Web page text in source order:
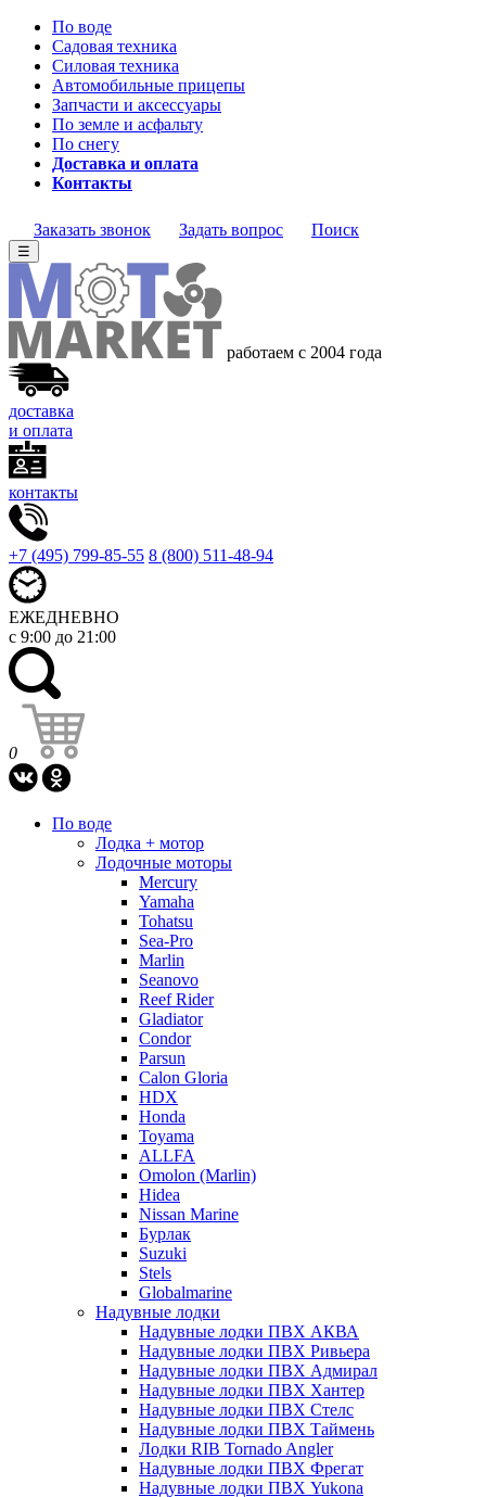
По воде
Садовая техника
Силовая техника
Автомобильные прицепы
Запчасти и аксессуары
По земле и асфальту
По снегу
Доставка и оплата
Контакты
Заказать звонок Задать вопрос Поиск
☰
работаем с 2004 года
доставка
и оплата
контакты
+7 (495) 799-85-55 8 (800) 511-48-94
ЕЖЕДНЕВНО
с 9:00 до 21:00
0
По воде
Лодка + мотор
Лодочные моторы
Mercury
Yamaha
Tohatsu
Sea-Pro
Marlin
Seanovo
Reef Rider
Gladiator
Condor
Parsun
Calon Gloria
HDX
Honda
Toyama
ALLFA
Omolon (Marlin)
Hidea
Nissan Marine
Бурлак
Suzuki
Stels
Globalmarine
Надувные лодки
Надувные лодки ПВХ АКВА
Надувные лодки ПВХ Ривьера
Надувные лодки ПВХ Адмирал
Надувные лодки ПВХ Хантер
Надувные лодки ПВХ Стелс
Надувные лодки ПВХ Таймень
Лодки RIB Tornado Angler
Надувные лодки ПВХ Фрегат
Надувные лодки ПВХ Yukona